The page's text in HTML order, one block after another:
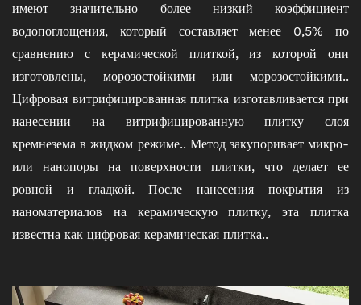
имеют значительно более низкий коэффициент
водопоглощения, который составляет менее 0,5% по
сравнению с керамической плиткой, из которой они
изготовлены, морозостойкими или морозостойкими..
Цифровая витрифицированная плитка изготавливается при
нанесении на витрифицированную плитку слоя
кремнезема в жидком режиме.. Метод закупоривает микро-
или нанопоры на поверхности плитки, что делает ее
ровной и гладкой. После нанесения покрытия из
наноматериалов на керамическую плитку, эта плитка
известна как цифровая керамическая плитка..